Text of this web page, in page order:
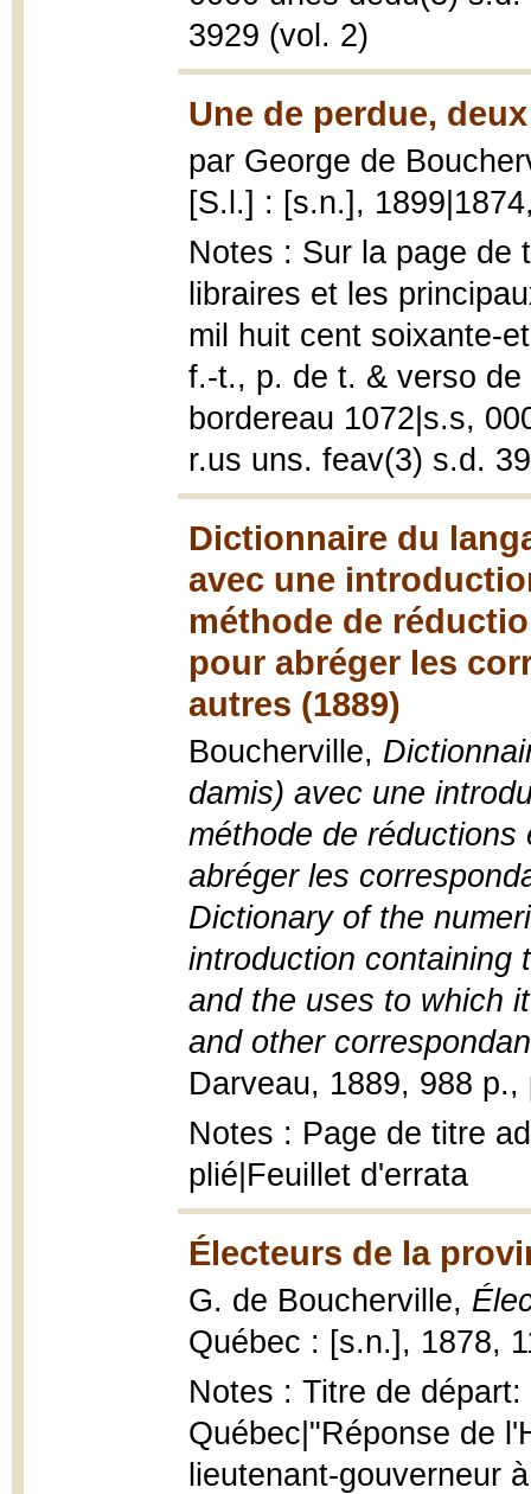
3929 (vol. 2)
Une de perdue,
par George de
[S.l.] : [s.n.],
Notes : Sur la page de
libraires et les
mil huit cent soixante-
f.-t., p. de t. & verso
bordereau 1072|s.s,
r.us uns. feav(3) s.d.
Dictionnaire du
avec une
méthode de
pour abréger les
autres (1889)
Boucherville,
damis) avec une
méthode de
abréger les
Dictionary of the
introduction containing
and the uses to which
and other
Darveau, 1889, 988
Notes : Page de titre
plié|Feuillet d'errata
Électeurs de la
G. de Boucherville,
Québec : [s.n.], 1878,
Notes : Titre de
Québec|"Réponse de
lieutenant-gouverneur